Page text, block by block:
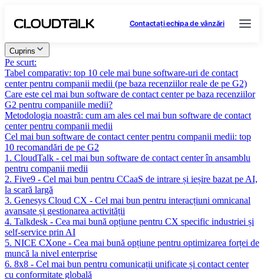
Contactați echipa de vânzări
Cuprins
Pe scurt:
Tabel comparativ: top 10 cele mai bune software-uri de contact
center pentru companii medii (pe baza recenziilor reale de pe G2)
Care este cel mai bun software de contact center pe baza recenziilor
G2 pentru companiile medii?
Metodologia noastră: cum am ales cel mai bun software de contact
center pentru companii medii
Cel mai bun software de contact center pentru companii medii: top
10 recomandări de pe G2
1. CloudTalk - cel mai bun software de contact center în ansamblu
pentru companii medii
2. Five9 - Cel mai bun pentru CCaaS de intrare și ieșire bazat pe AI,
la scară largă
3. Genesys Cloud CX - Cel mai bun pentru interacțiuni omnicanal
avansate și gestionarea activității
4. Talkdesk - Cea mai bună opțiune pentru CX specific industriei și
self-service prin AI
5. NICE CXone - Cea mai bună opțiune pentru optimizarea forței de
muncă la nivel enterprise
6. 8x8 - Cel mai bun pentru comunicații unificate și contact center
cu conformitate globală